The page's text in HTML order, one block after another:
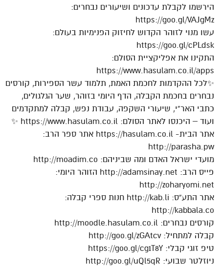
הירשמו לקבלת עדכונים ושיעורים נבחרים:
https://goo.gl/VAJgMz
עשו מנוי לזוהר הקדוש לחיזוק הפנימיות בעולם:
https://goo.gl/cPLdsk
התקינו את אפליקציית הסולם:
https://www.hasulam.co.il/apps
✨לכל ההקדמות לחכמת האמת, תלמוד עשר הספירות, קורסים
נבחרים בחכמת הקבלה, הדף היומי בזוהר, שער הגלגולים,
כתבי האר”י, שיעורי השקפה, עבודת נפש, קבלה למתקדמים
ועוד – היכנסו לאתר הסולם: https://www.hasulam.co.il ✨
אתר הבית- https://hasulam.co.il אתר ספר הרב:
http://parasha.pw
מועדי ישראל האדם ומה שביניהם: http://moadim.co
פייס הרב: http://adamsinay.net הזוהר היומי:
http://zoharyomi.net
אתר התע”ס: http://kab.li חנות ספרי קבלה:
http://kabbala.co
קורסים נבחרים: http://moodle.hasulam.co.il
קבלה למתחיל: http://goo.gl/zGAtcv
טיפ זוגי קבלי: https://goo.gl/cg1T8Y
ניוזלטר שבועי: http://goo.gl/uQl5qR